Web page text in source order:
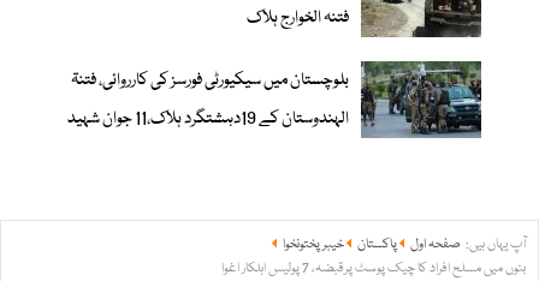
فتنہ الخوارج ہلاک
بلوچستان میں سیکیورٹی فورسز کی کارروائی، فتنۃ
الہندوستان کے 19دہشتگرد ہلاک،11 جوان شہید
آپ یہاں ہیں: صفحہ اول پاکستان
خیبر پختونخوا
بنوں میں مسلح افراد کا چیک پوسٹ پرقبضہ، 7 پولیس اہلکار اغوا